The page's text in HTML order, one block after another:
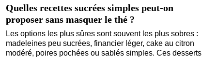
Quelles recettes sucrées simples peut-on
proposer sans masquer le thé ?
Les options les plus sûres sont souvent les plus sobres :
madeleines peu sucrées, financier léger, cake au citron
modéré, poires pochées ou sablés simples. Ces desserts